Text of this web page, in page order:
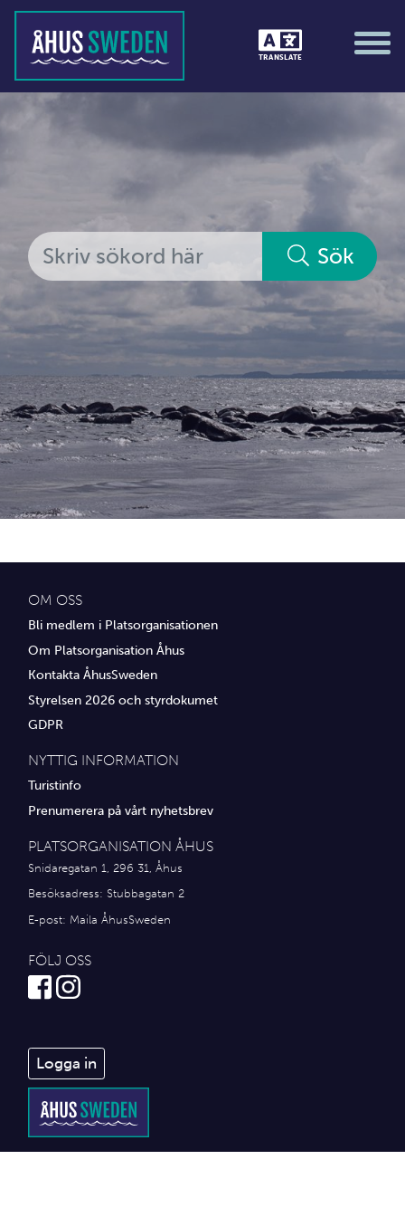
TRANSLATE
Tävlingar &amp; matcher
Alla medlemmar
Ekonomi &amp; juridik
Hantverkare
Hus &amp; hem
Ideella föreningar
Idrottsföreningar
Media
Transport
Övrig service
Sök
OM OSS
Bli medlem i Platsorganisationen
Om Platsorganisation Åhus
Kontakta ÅhusSweden
Styrelsen 2026 och styrdokumet
GDPR
NYTTIG INFORMATION
Turistinfo
Prenumerera på vårt nyhetsbrev
PLATSORGANISATION ÅHUS
Snidaregatan 1, 296 31, Åhus
Besöksadress: Stubbagatan 2
E-post: Maila ÅhusSweden
FÖLJ OSS
Logga in